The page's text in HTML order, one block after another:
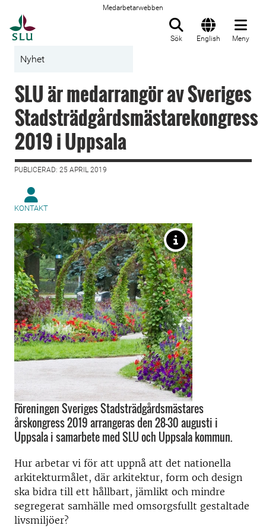
Medarbetarwebben
Sök English Meny
Nyhet
SLU är medarrangör av Sveriges
Stadsträdgårdsmästarekongress
2019 i Uppsala
PUBLICERAD: 25 APRIL 2019
KONTAKT
Föreningen Sveriges Stadsträdgårdsmästares
årskongress 2019 arrangeras den 28-30 augusti i
Uppsala i samarbete med SLU och Uppsala kommun.
Hur arbetar vi för att uppnå att det nationella
arkitekturmålet, där arkitektur, form och design
ska bidra till ett hållbart, jämlikt och mindre
segregerat samhälle med omsorgsfullt gestaltade
livsmiljöer?